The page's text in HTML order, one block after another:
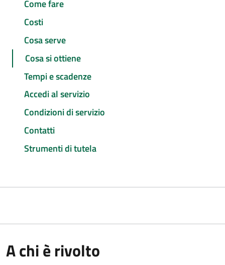
Come fare
Costi
Cosa serve
Cosa si ottiene
Tempi e scadenze
Accedi al servizio
Condizioni di servizio
Contatti
Strumenti di tutela
A chi è rivolto